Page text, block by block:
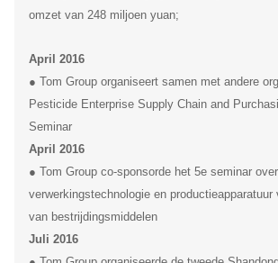
omzet van 248 miljoen yuan;
April 2016
● Tom Group organiseert samen met andere
Pesticide Enterprise Supply Chain and
Seminar
April 2016
● Tom Group co-sponsorde het 5e seminar
verwerkingstechnologie en productieapparatuur
van bestrijdingsmiddelen
Juli 2016